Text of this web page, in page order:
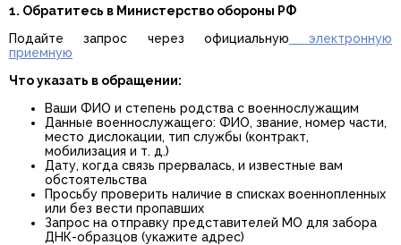
1. Обратитесь в Министерство обороны РФ
Подайте запрос через официальную электронную
приемную
Что указать в обращении:
Ваши ФИО и степень родства с военнослужащим
Данные военнослужащего: ФИО, звание, номер части,
место дислокации, тип службы (контракт,
мобилизация и т. д.)
Дату, когда связь прервалась, и известные вам
обстоятельства
Просьбу проверить наличие в списках военнопленных
или без вести пропавших
Запрос на отправку представителей МО для забора
ДНК-образцов (укажите адрес)